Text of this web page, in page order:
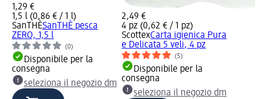
1,29 €
1,5 l (0,86 € / 1 l)
SanTHÈSanTHÈ pesca
ZERO, 1,5 l
(0)
Disponibile per la
consegna
seleziona il negozio dm
2,49 €
4 pz (0,62 € / 1 pz)
ScottexCarta igienica Pura
e Delicata 5 veli, 4 pz
(5)
Disponibile per la
consegna
seleziona il negozio dm